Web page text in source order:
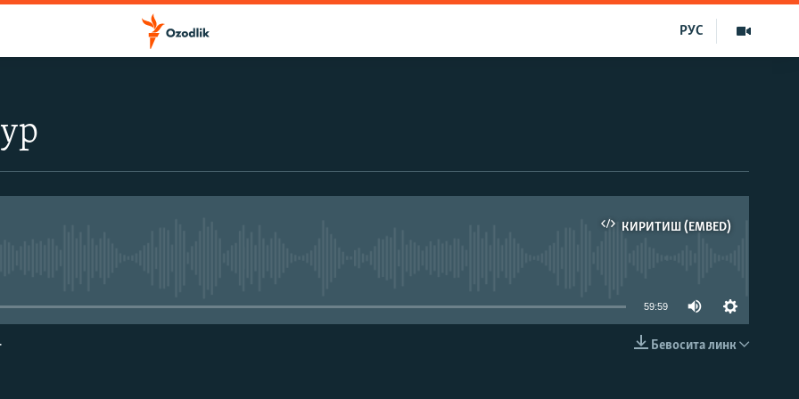
РУС
КИРИТИШ (EMBED)
59:59
Бевосита линк